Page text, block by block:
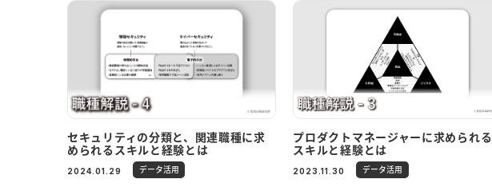
セキュリティの分類と、関連職種に求
められるスキルと経験とは
2024.01.29 データ活用
プロダクトマネージャーに求められる
スキルと経験とは
2023.11.30 データ活用